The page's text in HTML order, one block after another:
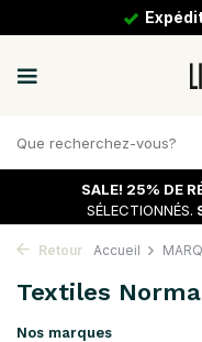
SALE! 25% DE
SÉLECTIONNÉS.
Retour Accueil
Textiles
Nos marques